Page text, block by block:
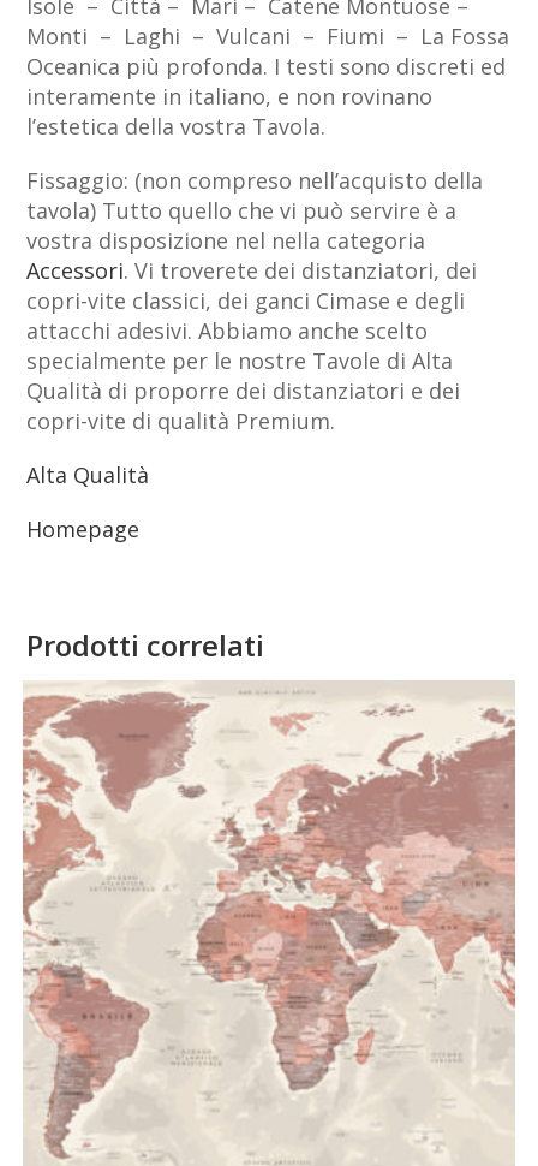
Isole – Città – Mari – Catene Montuose –
Monti – Laghi – Vulcani – Fiumi – La Fossa
Oceanica più profonda. I testi sono discreti ed
interamente in italiano, e non rovinano
l’estetica della vostra Tavola.
Fissaggio: (non compreso nell’acquisto della
tavola) Tutto quello che vi può servire è a
vostra disposizione nel nella categoria
Accessori. Vi troverete dei distanziatori, dei
copri-vite classici, dei ganci Cimase e degli
attacchi adesivi. Abbiamo anche scelto
specialmente per le nostre Tavole di Alta
Qualità di proporre dei distanziatori e dei
copri-vite di qualità Premium.
Alta Qualità
Homepage
Prodotti correlati